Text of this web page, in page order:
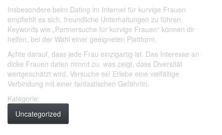
Insbesondere beim Dating im Internet für kurvige Frauen
empfiehlt es sich, freundliche Unterhaltungen zu führen.
Keywords wie „Partnersuche für kurvige Frauen“ können dir
helfen, bei der Wahl einer geeigneten Plattform.
Achte darauf, dass jede Frau einzigartig ist. Das Interesse an
dicke Frauen daten nimmt zu, was zeigt, dass Diversität
wertgeschätzt wird. Versuche es! Erlebe eine vielfältige
Verbindung mit einer fantastischen Gefährtin.
Kategorie:
Uncategorized